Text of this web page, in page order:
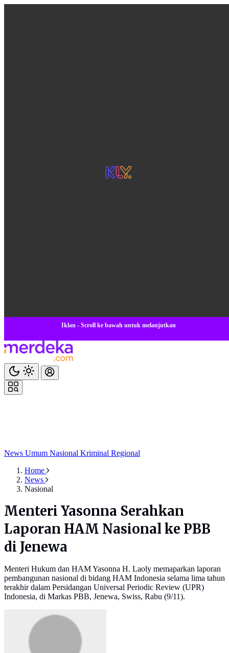
Iklan - Scroll ke bawah untuk melanjutkan
News Umum Nasional Kriminal Regional
Home
News
Nasional
Menteri Yasonna Serahkan
Laporan HAM Nasional ke PBB
di Jenewa
Menteri Hukum dan HAM Yasonna H. Laoly memaparkan laporan
pembangunan nasional di bidang HAM Indonesia selama lima tahun
terakhir dalam Persidangan Universal Periodic Review (UPR)
Indonesia, di Markas PBB, Jenewa, Swiss, Rabu (9/11).